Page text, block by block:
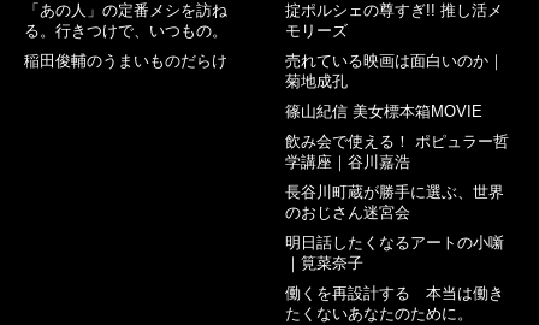
「あの人」の定番メシを訪ね
る。行きつけで、いつもの。
稲田俊輔のうまいものだらけ
掟ポルシェの尊すぎ!! 推し活メ
モリーズ
売れている映画は面白いのか｜
菊地成孔
篠山紀信 美女標本箱MOVIE
飲み会で使える！ ポピュラー哲
学講座｜谷川嘉浩
長谷川町蔵が勝手に選ぶ、世界
のおじさん迷宮会
明日話したくなるアートの小噺
｜筧菜奈子
働くを再設計する 本当は働き
たくないあなたのために。